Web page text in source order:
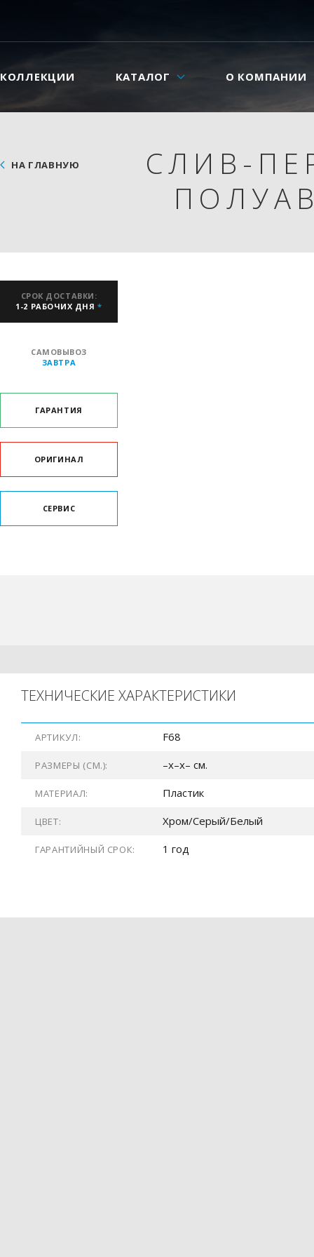
КОЛЛЕКЦИИ КАТАЛОГ О КОМПАНИИ
СЛИВ-
НА ГЛАВНУЮ
СРОК ДОСТАВКИ:
1-2 РАБОЧИХ ДНЯ*
САМОВЫВОЗ
ЗАВТРА
ГАРАНТИЯ
ОРИГИНАЛ
СЕРВИС
ТЕХНИЧЕСКИЕ ХАРАКТЕРИСТИКИ
АРТИКУЛ: F68
РАЗМЕРЫ (СМ.): –x–x– см.
МАТЕРИАЛ: Пластик
ЦВЕТ: Хром/Серый/Белый
ГАРАНТИЙНЫЙ СРОК: 1 год